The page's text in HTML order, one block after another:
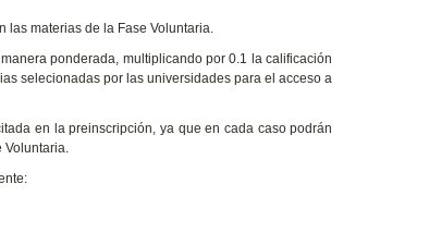
las materias de la Fase Voluntaria.
ponderada, multiplicando por 0.1 la calificación
selecionadas por las universidades para el acceso a
en la preinscripción, ya que en cada caso podrán
Voluntaria.